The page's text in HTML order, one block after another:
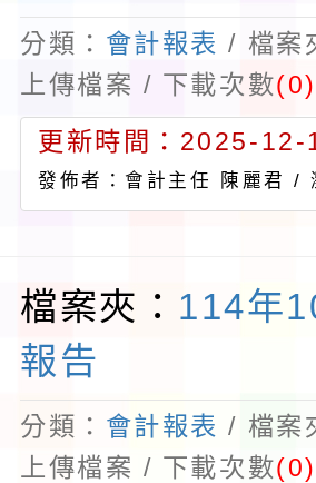
分類： 會計報表 / 檔案
上傳檔案 / 下載次數(0)
更新時間：2025-
發佈者：會計主任 陳麗君 /
檔案夾： 114年
報告
分類： 會計報表 / 檔案
上傳檔案 / 下載次數(0)